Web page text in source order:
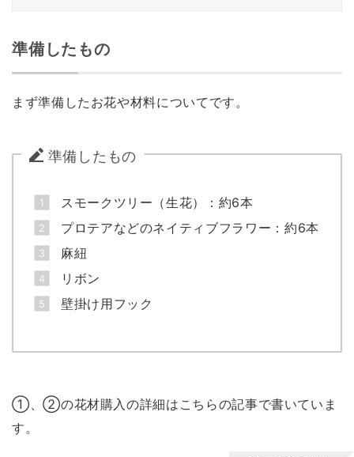
準備したもの
まず準備したお花や材料についてです。
準備したもの
スモークツリー（生花）：約6本
プロテアなどのネイティブフラワー：約6本
麻紐
リボン
壁掛け用フック
①、②の花材購入の詳細はこちらの記事で書いていま
す。